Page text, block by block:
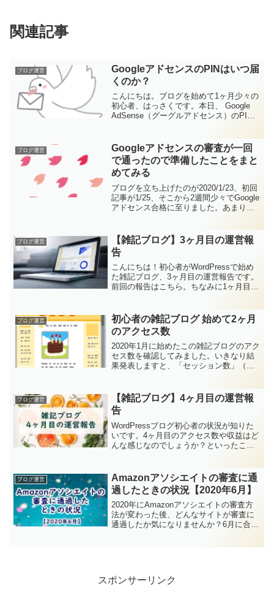
関連記事
ブログ運営
GoogleアドセンスのPINはいつ届
くのか？
こんにちは。ブログを始めて1ヶ月少々の
初心者、はっさくです。本日、 Google
AdSense（グーグルアドセンス）のPIN
ので準備したことをまとめてみるGoogl...
ブログ運営
Googleアドセンスの審査が一回
で通ったので準備したことをまと
めてみる
ブログを立ち上げたのが2020/1/23、初回
記事が1/25、そこから2週間少々でGoogle
アドセンス合格に至りました。あまり自
振り返ってみようと思います。ブログを
開...
ブログ運営
【雑記ブログ】3ヶ月目の運営報
告
こんにちは！初心者がWordPressで始め
た雑記ブログ、3ヶ月目の運営報告です。
前回の報告はこちら。ちなみに1ヶ月目の
ましょう。ブログ3ヶ月目の実績実績デー
タはこ...
ブログ運営
初心者の雑記ブログ 始めて2ヶ月
のアクセス数
2020年1月に始めたこの雑記ブログのアク
セス数を確認してみました。いきなり結
果発表しますと、「セッション数」（訪
ます！！（前向き発言）でも身内のアク
セ...
ブログ運営
【雑記ブログ】4ヶ月目の運営報
告
WordPressブログ初心者の状況が知りた
いです。4ヶ月目のアクセス数や収益はど
んな感じなのでしょうか？といったこと
や、ライティングを学ぶおすすめの書籍
についてもあわ...
ブログ運営
Amazonアソシエイトの審査に通
過したときの状況【2020年6月】
2020年にAmazonアソシエイトの審査方
法が変わった後、どんなサイトが審査に
通過したか気になりませんか？6月に合格
スポンサーリンク